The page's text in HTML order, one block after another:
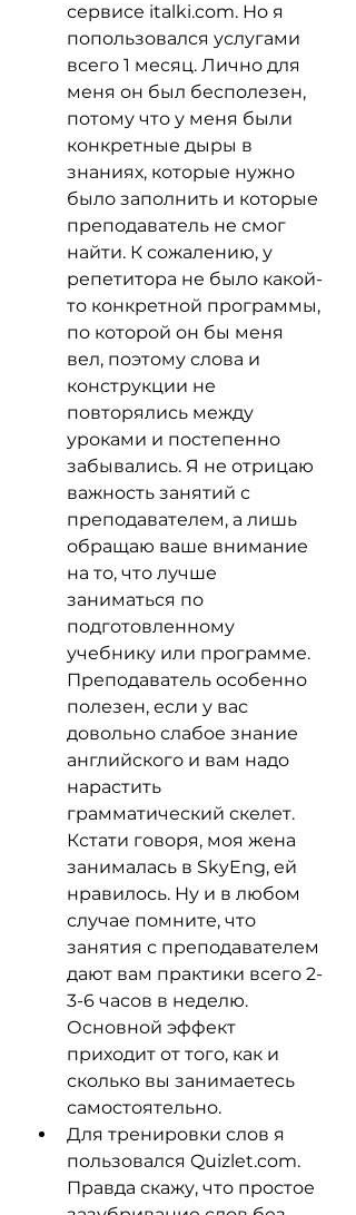
сервисе italki.com. Но я
попользовался услугами
всего 1 месяц. Лично для
меня он был бесполезен,
потому что у меня были
конкретные дыры в
знаниях, которые нужно
было заполнить и которые
преподаватель не смог
найти. К сожалению, у
репетитора не было какой-
то конкретной программы,
по которой он бы меня
вел, поэтому слова и
конструкции не
повторялись между
уроками и постепенно
забывались. Я не отрицаю
важность занятий с
преподавателем, а лишь
обращаю ваше внимание
на то, что лучше
заниматься по
подготовленному
учебнику или программе.
Преподаватель особенно
полезен, если у вас
довольно слабое знание
английского и вам надо
нарастить
грамматический скелет.
Кстати говоря, моя жена
занималась в SkyEng, ей
нравилось. Ну и в любом
случае помните, что
занятия с преподавателем
дают вам практики всего 2-
3-6 часов в неделю.
Основной эффект
приходит от того, как и
сколько вы занимаетесь
самостоятельно.
Для тренировки слов я
пользовался Quizlet.com.
Правда скажу, что простое